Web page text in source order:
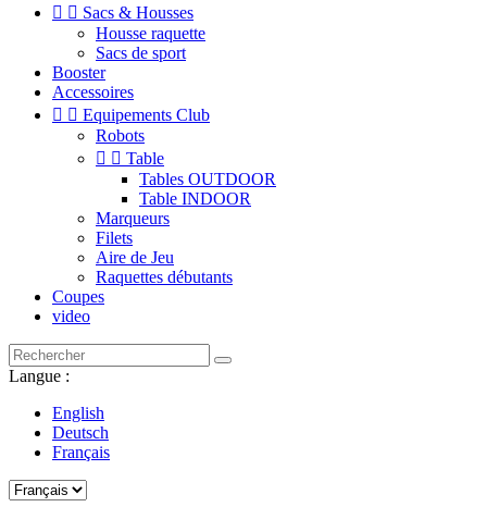
  Sacs & Housses
Housse raquette
Sacs de sport
Booster
Accessoires
  Equipements Club
Robots
  Table
Tables OUTDOOR
Table INDOOR
Marqueurs
Filets
Aire de Jeu
Raquettes débutants
Coupes
video
Langue :
English
Deutsch
Français